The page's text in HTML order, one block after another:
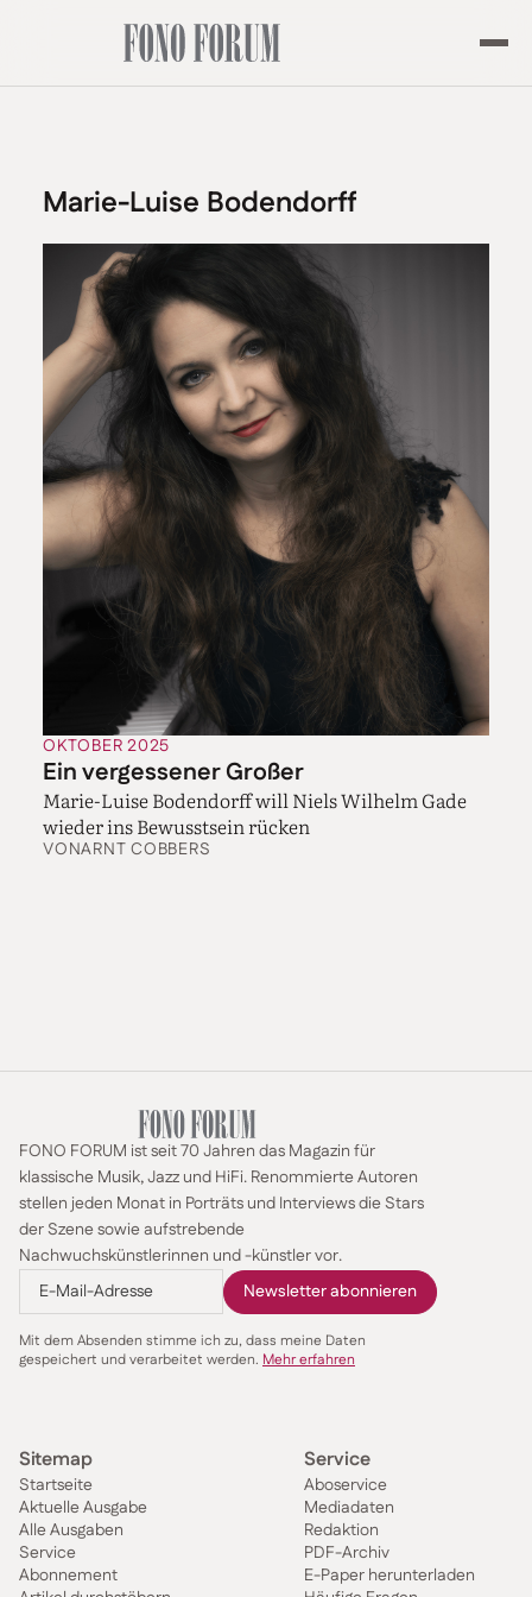
Marie-Luise Bodendorff
OKTOBER 2025
Ein vergessener Großer
Marie-Luise Bodendorff will Niels Wilhelm Gade
wieder ins Bewusstsein rücken
VONARNT COBBERS
FONO FORUM ist seit 70 Jahren das Magazin für
klassische Musik, Jazz und HiFi. Renommierte Autoren
stellen jeden Monat in Porträts und Interviews die Stars
der Szene sowie aufstrebende
Nachwuchskünstlerinnen und -künstler vor.
Mit dem Absenden stimme ich zu, dass meine Daten
gespeichert und verarbeitet werden. Mehr erfahren
Sitemap
Startseite
Aktuelle Ausgabe
Alle Ausgaben
Service
Abonnement
Service
Aboservice
Mediadaten
Redaktion
PDF-Archiv
E-Paper herunterladen